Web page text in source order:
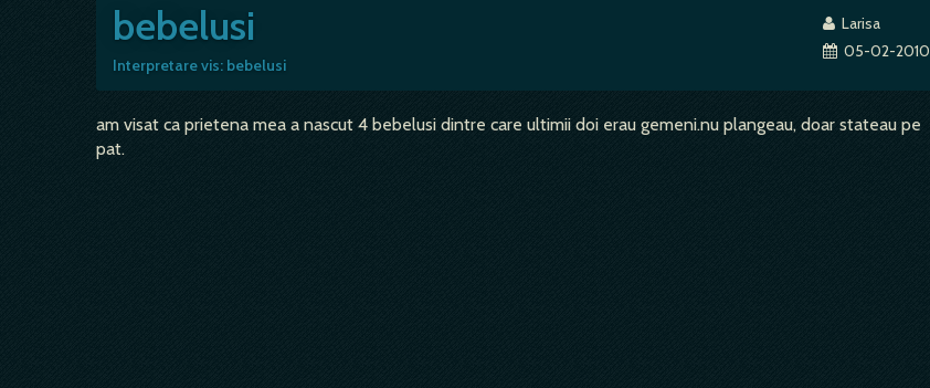
bebelusi
Interpretare vis: bebelusi
Larisa
05-02-2010
am visat ca prietena mea a nascut 4 bebelusi dintre care ultimii doi erau gemeni.nu plangeau, doar stateau pe
pat.